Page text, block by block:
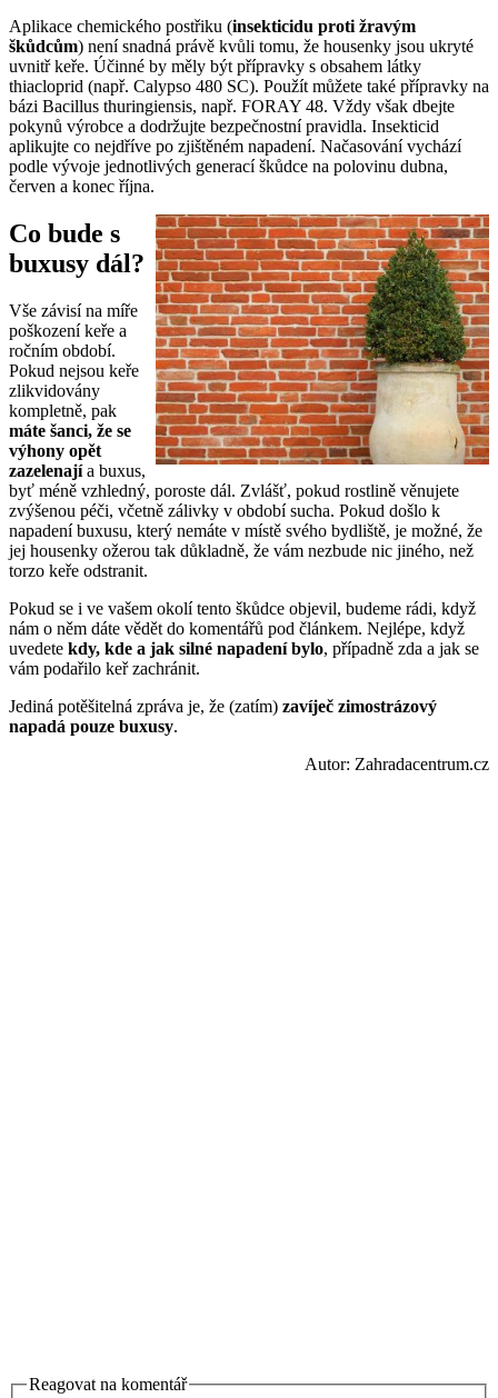
Aplikace chemického postřiku (insekticidu proti žravým
škůdcům) není snadná právě kvůli tomu, že housenky jsou ukryté
uvnitř keře. Účinné by měly být přípravky s obsahem látky
thiacloprid (např. Calypso 480 SC). Použít můžete také přípravky na
bázi Bacillus thuringiensis, např. FORAY 48. Vždy však dbejte
pokynů výrobce a dodržujte bezpečnostní pravidla. Insekticid
aplikujte co nejdříve po zjištěném napadení. Načasování vychází
podle vývoje jednotlivých generací škůdce na polovinu dubna,
červen a konec října.
Co bude s
buxusy dál?
Vše závisí na míře
poškození keře a
ročním období.
Pokud nejsou keře
zlikvidovány
kompletně, pak
máte šanci, že se
výhony opět
zazelenajía buxus,
byť méně vzhledný, poroste dál. Zvlášť, pokud rostlině věnujete
zvýšenou péči, včetně zálivky v období sucha. Pokud došlo k
napadení buxusu, který nemáte v místě svého bydliště, je možné, že
jej housenky ožerou tak důkladně, že vám nezbude nic jiného, než
torzo keře odstranit.
Pokud se i ve vašem okolí tento škůdce objevil, budeme rádi, když
nám o něm dáte vědět do komentářů pod článkem. Nejlépe, když
uvedete kdy, kde a jak silné napadení bylo, případně zda a jak se
vám podařilo keř zachránit.
Jediná potěšitelná zpráva je, že (zatím) zavíječ zimostrázový
napadá pouze buxusy.
Autor: Zahradacentrum.cz
Reagovat na komentář